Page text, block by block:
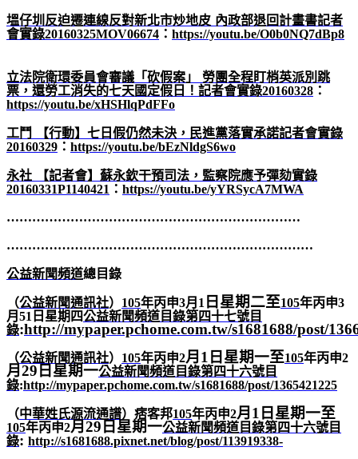
塭仔圳反迫遷連線反對新北市炒地皮 內政部退回計畫書記者
會實錄20160325MOV06674 ： https://youtu.be/O0b0NQ7dBp8
立法院衛環委員會審議「砍假案」
勞團全程盯梢英派別跳
票，還勞工消失的七天國定假日！記者會實錄20160328 ：
https://youtu.be/xHSHlqPdFFo
工鬥
【行動】七日假仍然未決，民進黨落實承諾記者會實錄
20160329 ： https://youtu.be/bEzNldgS6wo
永社
【記者會】蘇永欽干預司法，監察院應予彈劾實錄
20160331P1140421 ： https://youtu.be/yYRSycA7MWA
……………………………………………………………
………………………………………………………………
公益新聞頻道總目錄
（公益新聞通訊社） 105年丙申3月1 日星期二至105年丙申3
月51 日星期四公益新聞頻道目錄第四十七號目
錄:http://mypaper.pchome.com.tw/s1681688/post/
（公益新聞通訊社） 105年丙申2月1日星期一至105年丙申2
月29日星期一公益新聞頻道目錄第四十六號目
錄:http://mypaper.pchome.com.tw/s1681688/post/1365421225
（中華姓氏源流通譜）痞客邦105年丙申2月1日星期一至
105年丙申2月29日星期一公益新聞頻道目錄第四十六號目
錄: http://s1681688.pixnet.net/blog/post/113919338-